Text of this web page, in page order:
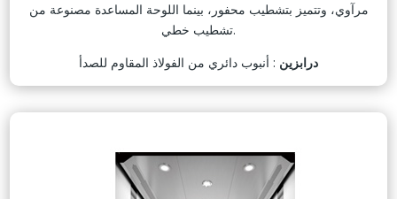
مرآوي، وتتميز بتشطيب محفور، بينما اللوحة المساعدة مصنوعة من
تشطيب خطي.
درابزين : أنبوب دائري من الفولاذ المقاوم للصدأ